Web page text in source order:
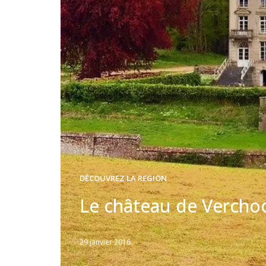
DÉCOUVREZ LA REGION
Le château de
Written
by
29 janvier 2016